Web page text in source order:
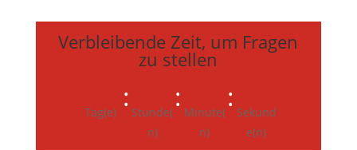
Verbleibende Zeit, um Fragen
zu stellen
Tag(e) : Stunde(
n)
: Minute(
n)
: Sekund
e(n)